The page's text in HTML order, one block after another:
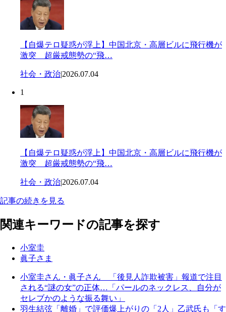
【自爆テロ疑惑が浮上】中国北京・高層ビルに飛行機が
激突 超厳戒態勢の“飛…
社会・政治|2026.07.04
1
【自爆テロ疑惑が浮上】中国北京・高層ビルに飛行機が
激突 超厳戒態勢の“飛…
社会・政治|2026.07.04
記事の続きを見る
関連キーワードの記事を探す
小室圭
眞子さま
小室圭さん・眞子さん 「後見人詐欺被害」報道で注目
される“謎の女”の正体…「パールのネックレス、自分が
セレブかのような振る舞い」
羽生結弦「離婚」で評価爆上がりの「2人」乙武氏も「す